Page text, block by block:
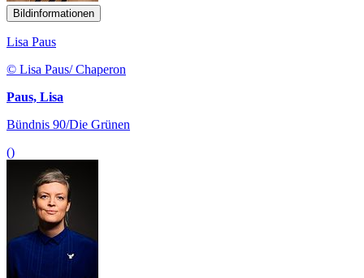
Bildinformationen
Lisa Paus
© Lisa Paus/ Chaperon
Paus, Lisa
Bündnis 90/Die Grünen
()